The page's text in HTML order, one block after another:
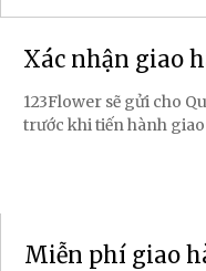
Xác nhận giao
123Flower sẽ gửi cho
trước khi tiến hành
Miễn phí giao